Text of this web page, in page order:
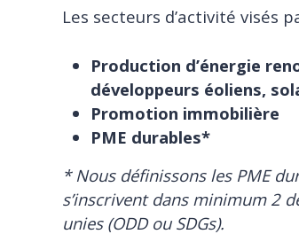
Les secteurs d’activité visés
Production d’énergie
développeurs éoliens,
Promotion immobilière
PME durables*
* Nous définissons les PME
s’inscrivent dans minimum 2
unies (ODD ou SDGs).